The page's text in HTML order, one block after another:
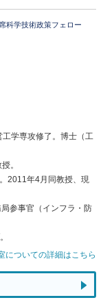
科学技術政策フェロー
学専攻修了。博士（工
。
2011年4月同教授、現
参事官（インフラ・防
についての詳細はこちら